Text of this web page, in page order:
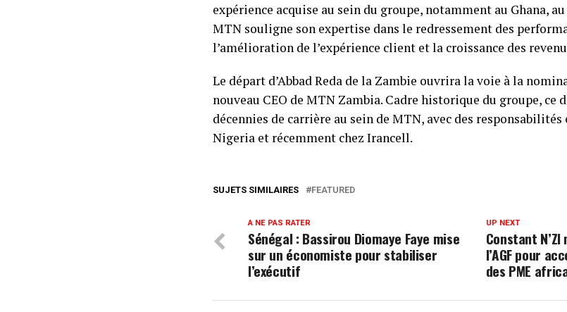
expérience acquise au sein du groupe, notamment au Ghana,
MTN souligne son expertise dans le redressement des
l’amélioration de l’expérience client et la croissance des
Le départ d’Abbad Reda de la Zambie ouvrira la voie à la
nouveau CEO de MTN Zambia. Cadre historique du groupe, ce
décennies de carrière au sein de MTN, avec des responsabilités
Nigeria et récemment chez Irancell.
SUJETS SIMILAIRES FEATURED
UP NEXT
Constant
l’AGF pour
des PME
A NE PAS RATER
Sénégal : Bassirou Diomaye Faye mise
sur un économiste pour stabiliser
l’exécutif